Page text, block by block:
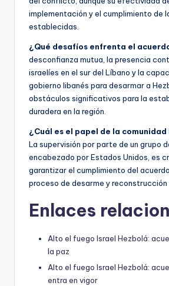
implementación y el cumplimiento de
establecidas.
¿Qué desafíos enfrenta el
desconfianza mutua, la presencia
israelíes en el sur del Líbano y la
gobierno libanés para desarmar a
obstáculos significativos para la
duradera en la región.
¿Cuál es el papel de la
La supervisión por parte de un grupo
encabezado por Estados Unidos, es
garantizar el cumplimiento del
proceso de desarme y reconstrucción
Enlaces
Alto el fuego Israel Hezbolá:
la paz
Alto el fuego Israel Hezbolá:
entra en vigor